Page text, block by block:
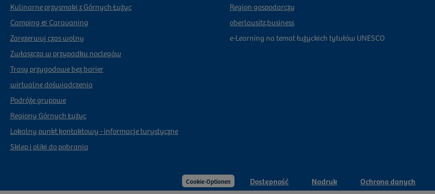
Kulinarne przysmaki z Górnych Łużyc
Camping & Caravaning
Zarezerwuj czas wolny
Zwłaszcza w przypadku noclegów
Trasy przygodowe bez barier
wirtualne doświadczenia
Podróże grupowe
Regiony Górnych Łużyc
Lokalny punkt kontaktowy - informacje turystyczne
Sklep i pliki do pobrania
Region gospodarczy
oberlausitz.business
e-Learning na temat łużyckich tytułów UNESCO
Cookie-Optionen Dostępność Nadruk Ochrona danych